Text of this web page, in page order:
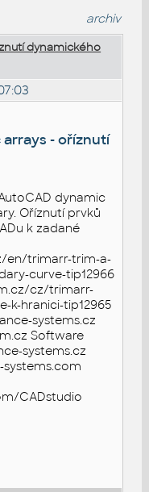
archiv
dynamického
- oříznutí
dynamic
Oříznutí prvků
k zadané
en/trimarr-trim-a-
curve-tip12966
cz/trimarr-
k-hranici-tip12965
systems.cz
Software
systems.cz
systems.com
CADstudio